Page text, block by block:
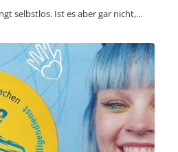
selbstlos. Ist es aber gar nicht,…